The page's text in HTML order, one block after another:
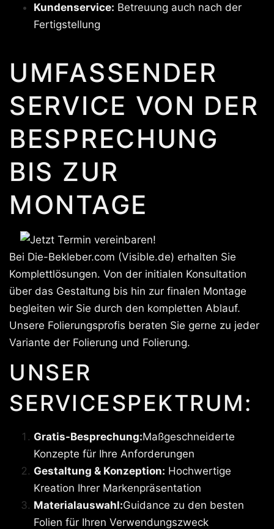
Kundenservice: Betreuung auch nach der
Fertigstellung
UMFASSENDER
SERVICE VON DER
BESPRECHUNG
BIS ZUR
MONTAGE
Bei Die-Bekleber.com (Visible.de) erhalten Sie
Komplettlösungen. Von der initialen Konsultation
über das Gestaltung bis hin zur finalen Montage
begleiten wir Sie durch den kompletten Ablauf.
Unsere Folierungsprofis beraten Sie gerne zu jeder
Variante der Folierung und Folierung.
UNSER
SERVICESPEKTRUM:
Gratis-Besprechung:Maßgeschneiderte
Konzepte für Ihre Anforderungen
Gestaltung & Konzeption: Hochwertige
Kreation Ihrer Markenpräsentation
Materialauswahl:Guidance zu den besten
Folien für Ihren Verwendungszweck